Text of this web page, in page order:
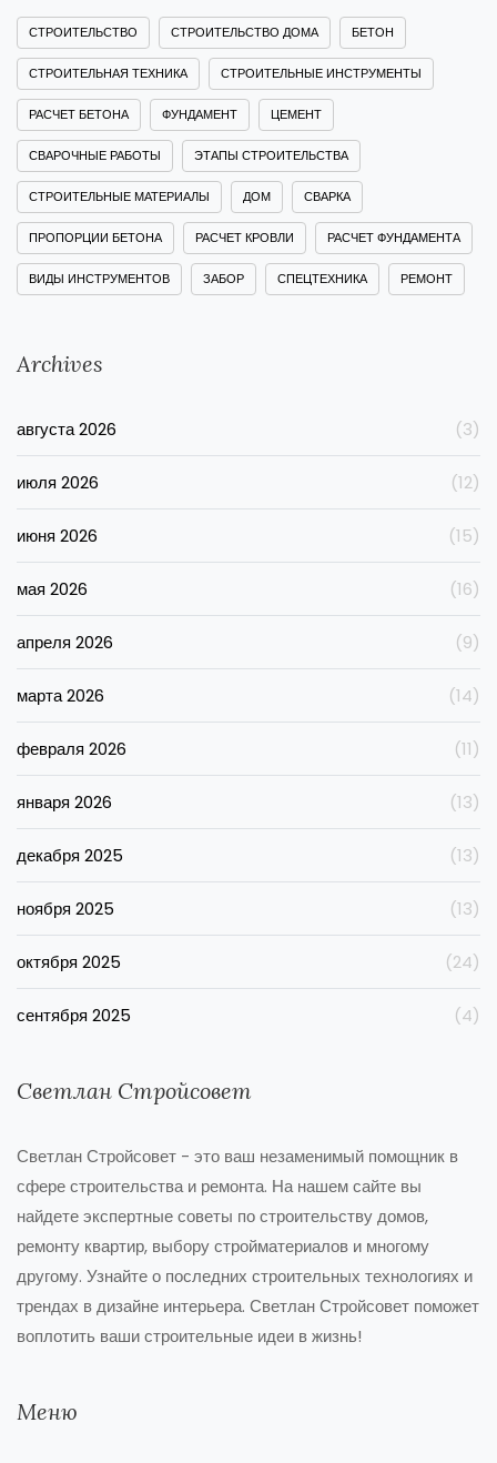
СТРОИТЕЛЬСТВО СТРОИТЕЛЬСТВО ДОМА БЕТОН
СТРОИТЕЛЬНАЯ ТЕХНИКА СТРОИТЕЛЬНЫЕ ИНСТРУМЕНТЫ
РАСЧЕТ БЕТОНА ФУНДАМЕНТ ЦЕМЕНТ
СВАРОЧНЫЕ РАБОТЫ ЭТАПЫ СТРОИТЕЛЬСТВА
СТРОИТЕЛЬНЫЕ МАТЕРИАЛЫ ДОМ СВАРКА
ПРОПОРЦИИ БЕТОНА РАСЧЕТ КРОВЛИ РАСЧЕТ ФУНДАМЕНТА
ВИДЫ ИНСТРУМЕНТОВ ЗАБОР СПЕЦТЕХНИКА РЕМОНТ
Archives
августа 2026 (3)
июля 2026 (12)
июня 2026 (15)
мая 2026 (16)
апреля 2026 (9)
марта 2026 (14)
февраля 2026 (11)
января 2026 (13)
декабря 2025 (13)
ноября 2025 (13)
октября 2025 (24)
сентября 2025 (4)
Светлан Стройсовет
Светлан Стройсовет - это ваш незаменимый помощник в
сфере строительства и ремонта. На нашем сайте вы
найдете экспертные советы по строительству домов,
ремонту квартир, выбору стройматериалов и многому
другому. Узнайте о последних строительных технологиях и
трендах в дизайне интерьера. Светлан Стройсовет поможет
воплотить ваши строительные идеи в жизнь!
Меню